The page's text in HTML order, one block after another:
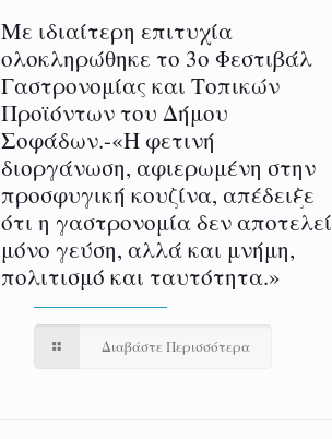
Με ιδιαίτερη επιτυχία
ολοκληρώθηκε το 3ο Φεστιβάλ
Γαστρονομίας και Τοπικών
Προϊόντων του Δήμου
Σοφάδων.-«Η φετινή
διοργάνωση, αφιερωμένη στην
προσφυγική κουζίνα, απέδειξε
ότι η γαστρονομία δεν αποτελεί
μόνο γεύση, αλλά και μνήμη,
πολιτισμό και ταυτότητα.»
Διαβάστε Περισσότερα